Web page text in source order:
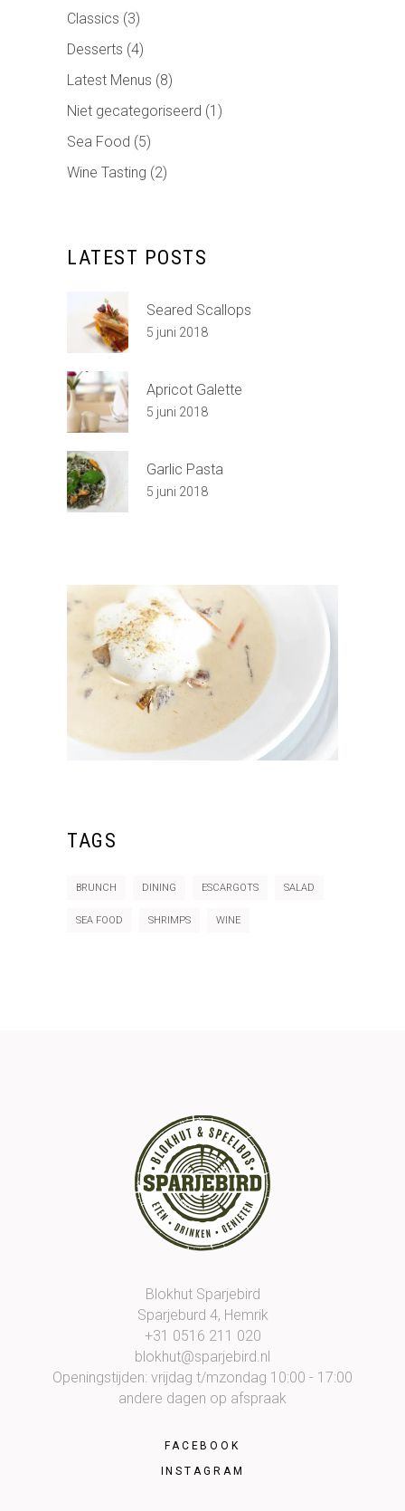
Classics (3)
Desserts (4)
Latest Menus (8)
Niet gecategoriseerd (1)
Sea Food (5)
Wine Tasting (2)
LATEST POSTS
Seared Scallops
5 juni 2018
Apricot Galette
5 juni 2018
Garlic Pasta
5 juni 2018
TAGS
BRUNCH DINING ESCARGOTS SALAD
SEA FOOD SHRIMPS WINE
Blokhut Sparjebird
Sparjeburd 4, Hemrik
+31 0516 211 020
blokhut@sparjebird.nl
Openingstijden: vrijdag t/mzondag 10:00 - 17:00
andere dagen op afspraak
FACEBOOK
INSTAGRAM